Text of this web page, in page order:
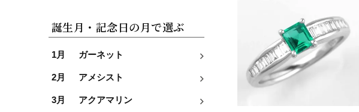
誕生月・記念日の月で選ぶ
1月 ガーネット
2月 アメシスト
3月 アクアマリン